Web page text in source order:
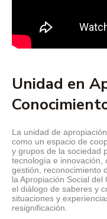
Unidad en
La unidad de
como un espacio de
y grupos de la sociedad
tecnología e innovación,
gestión, reconocimiento
la Apropiación Social
el diálogo de saberes y
situaciones y
resignificación.